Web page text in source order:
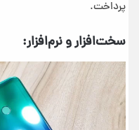
پرداخت.
سخت‌افزار و نرم‌افزار: